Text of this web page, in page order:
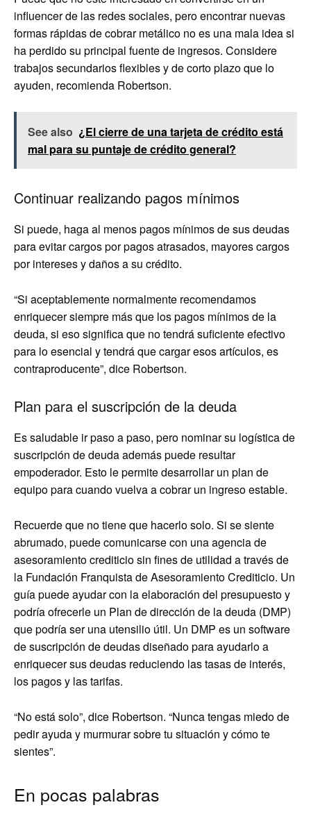
influencer de las redes sociales, pero encontrar nuevas
formas rápidas de cobrar metálico no es una mala idea si
ha perdido su principal fuente de ingresos. Considere
trabajos secundarios flexibles y de corto plazo que lo
ayuden, recomienda Robertson.
See also ¿El cierre de una tarjeta de crédito está
mal para su puntaje de crédito general?
Continuar realizando pagos mínimos
Si puede, haga al menos pagos mínimos de sus deudas
para evitar cargos por pagos atrasados, mayores cargos
por intereses y daños a su crédito.
“Si aceptablemente normalmente recomendamos
enriquecer siempre más que los pagos mínimos de la
deuda, si eso significa que no tendrá suficiente efectivo
para lo esencial y tendrá que cargar esos artículos, es
contraproducente”, dice Robertson.
Plan para el suscripción de la deuda
Es saludable ir paso a paso, pero nominar su logística de
suscripción de deuda además puede resultar
empoderador. Esto le permite desarrollar un plan de
equipo para cuando vuelva a cobrar un ingreso estable.
Recuerde que no tiene que hacerlo solo. Si se siente
abrumado, puede comunicarse con una agencia de
asesoramiento crediticio sin fines de utilidad a través de
la Fundación Franquista de Asesoramiento Crediticio. Un
guía puede ayudar con la elaboración del presupuesto y
podría ofrecerle un Plan de dirección de la deuda (DMP)
que podría ser una utensilio útil. Un DMP es un software
de suscripción de deudas diseñado para ayudarlo a
enriquecer sus deudas reduciendo las tasas de interés,
los pagos y las tarifas.
“No está solo”, dice Robertson. “Nunca tengas miedo de
pedir ayuda y murmurar sobre tu situación y cómo te
sientes”.
En pocas palabras